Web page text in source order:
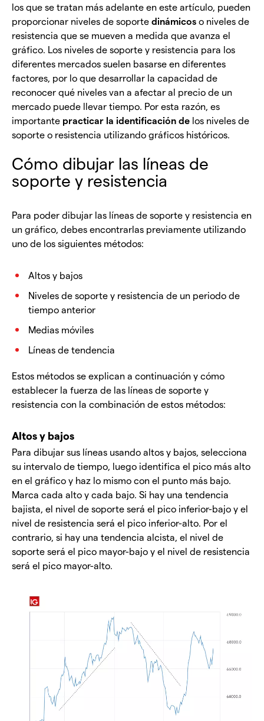
los que se tratan más adelante en este artículo, pueden
proporcionar niveles de soporte dinámicos o niveles de
resistencia que se mueven a medida que avanza el
gráfico. Los niveles de soporte y resistencia para los
diferentes mercados suelen basarse en diferentes
factores, por lo que desarrollar la capacidad de
reconocer qué niveles van a afectar al precio de un
mercado puede llevar tiempo. Por esta razón, es
importante practicar la identificación de los niveles de
soporte o resistencia utilizando gráficos históricos.
Cómo dibujar las líneas de
soporte y resistencia
Para poder dibujar las líneas de soporte y resistencia en
un gráfico, debes encontrarlas previamente utilizando
uno de los siguientes métodos:
Altos y bajos
Niveles de soporte y resistencia de un periodo de
tiempo anterior
Medias móviles
Líneas de tendencia
Estos métodos se explican a continuación y cómo
establecer la fuerza de las líneas de soporte y
resistencia con la combinación de estos métodos:
Altos y bajos
Para dibujar sus líneas usando altos y bajos, selecciona
su intervalo de tiempo, luego identifica el pico más alto
en el gráfico y haz lo mismo con el punto más bajo.
Marca cada alto y cada bajo. Si hay una tendencia
bajista, el nivel de soporte será el pico inferior-bajo y el
nivel de resistencia será el pico inferior-alto. Por el
contrario, si hay una tendencia alcista, el nivel de
soporte será el pico mayor-bajo y el nivel de resistencia
será el pico mayor-alto.